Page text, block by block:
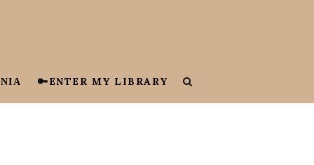
🔑ENTER MY LIBRARY